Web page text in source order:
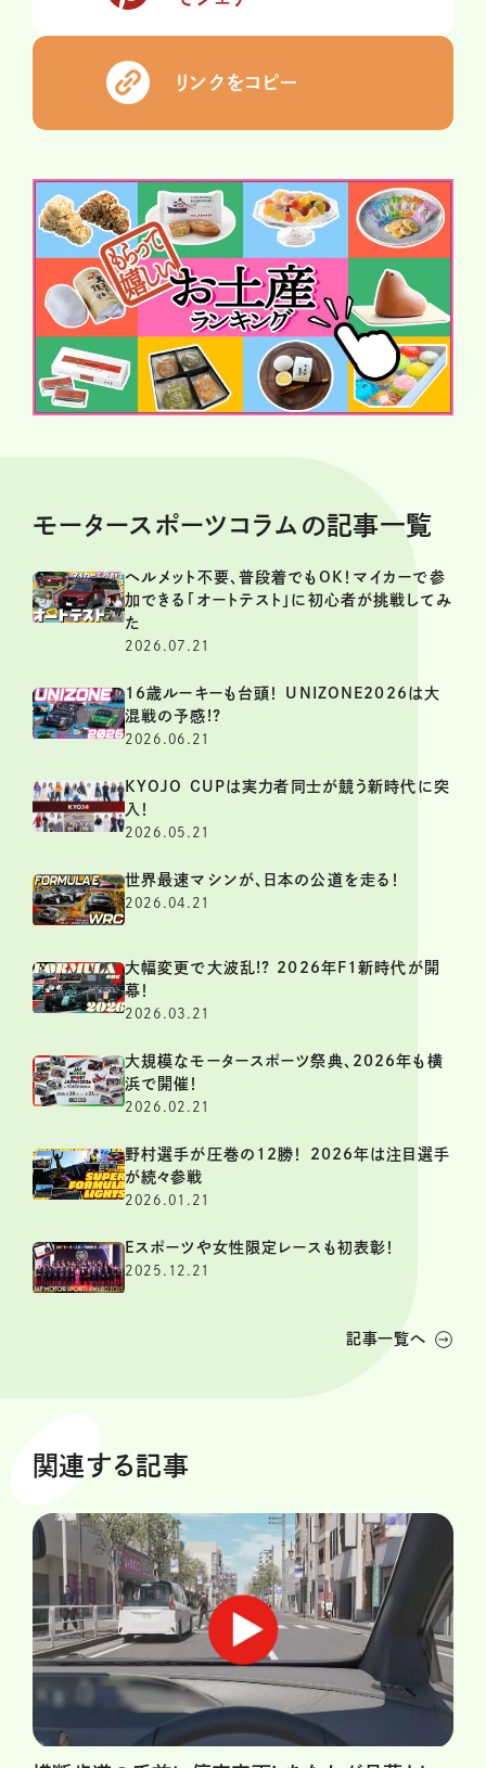
リンクをコピー
モータースポーツコラムの記事一覧
ヘルメット不要、普段着でもOK！マイカーで参
加できる「オートテスト」に初心者が挑戦してみ
た
2026.07.21
16歳ルーキーも台頭！ UNIZONE2026は大
混戦の予感!?
2026.06.21
KYOJO CUPは実力者同士が競う新時代に突
入！
2026.05.21
世界最速マシンが、日本の公道を走る！
2026.04.21
大幅変更で大波乱!? 2026年F1新時代が開
幕！
2026.03.21
大規模なモータースポーツ祭典、2026年も横
浜で開催！
2026.02.21
野村選手が圧巻の12勝！ 2026年は注目選手
が続々参戦
2026.01.21
Eスポーツや女性限定レースも初表彰！
2025.12.21
記事一覧へ
関連する記事